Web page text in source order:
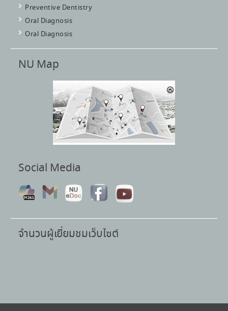
Preventive Dentistry
Oral Diagnosis
Oral Diagnosis
NU Map
Social Media
จำนวนผู้เยี่ยมชมเว็บไซต์